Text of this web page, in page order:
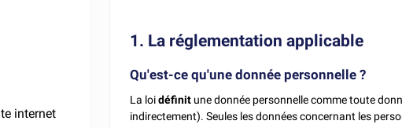
internet
1. La réglementation applicable
Qu'est-ce qu'une donnée personnelle ?
La loidéfinit une donnée personnelle comme toute
indirectement). Seules les données concernant les